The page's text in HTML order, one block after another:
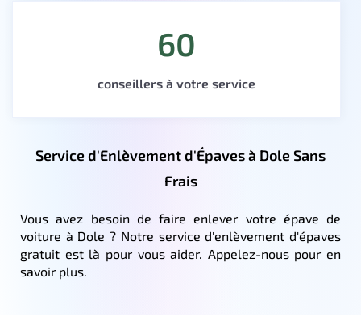
60
conseillers à votre service
Service d'Enlèvement d'Épaves à Dole Sans
Frais
Vous avez besoin de faire enlever votre épave de
voiture à Dole ? Notre service d'enlèvement d'épaves
gratuit est là pour vous aider. Appelez-nous pour en
savoir plus.